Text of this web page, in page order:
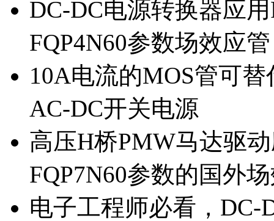
DC-DC电源转换器应
FQP4N60参数场效应
10A电流的MOS管可
AC-DC开关电源
高压H桥PMW马达驱
FQP7N60参数的国外
电子工程师必看，DC-